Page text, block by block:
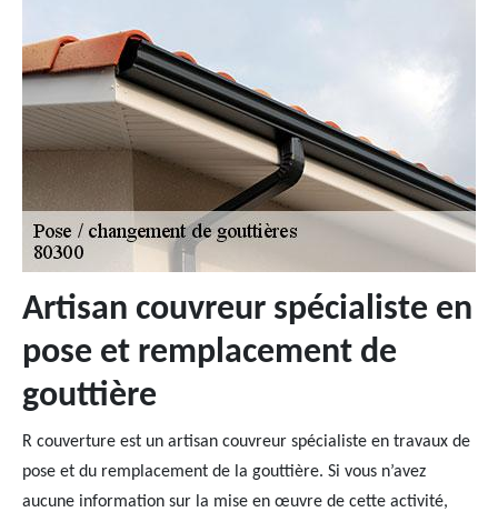
Artisan couvreur spécialiste en
pose et remplacement de
gouttière
R couverture est un artisan couvreur spécialiste en travaux de
pose et du remplacement de la gouttière. Si vous n’avez
aucune information sur la mise en œuvre de cette activité,